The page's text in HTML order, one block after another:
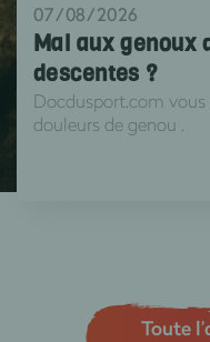
07/08/2026
Mal aux genoux
descentes ?
Docdusport.com
douleurs de genou .
Toute